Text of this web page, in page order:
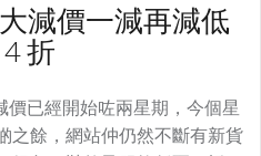
減價一減再減低
折
價已經開始咗兩星期，今個星
之餘，網站仲仍然不斷有新貨